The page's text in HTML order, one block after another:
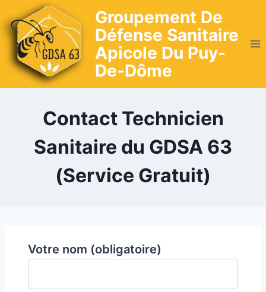
to
content
Groupement De
Défense Sanitaire
Apicole Du Puy-
De-Dôme
Contact Technicien
Sanitaire du GDSA 63
(Service Gratuit)
Votre nom (obligatoire)